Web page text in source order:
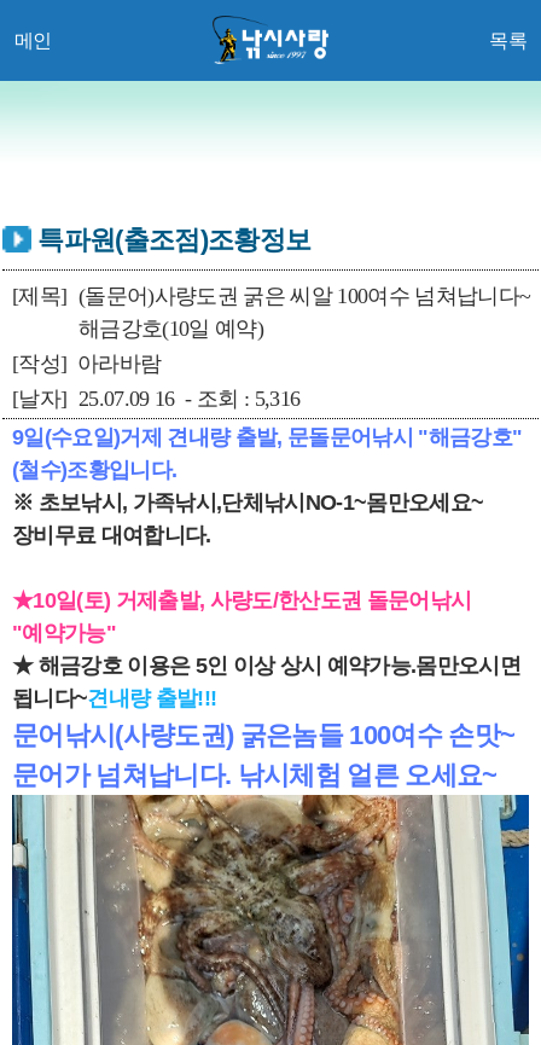
메인 목록
특파원(출조점)조황정보
[제목] (돌문어)사량도권 굵은 씨알 100여수 넘쳐납니다~
해금강호(10일 예약)
[작성] 아라바람
[날자] 25.07.09 16 - 조회 : 5,316
9일(수요일)거제 견내량 출발, 문돌문어낚시 "해금강호"
(철수)조황입니다.
※ 초보낚시, 가족낚시,단체낚시NO-1~몸만오세요~
장비무료 대여합니다.
★10일(토) 거제출발, 사량도/한산도권 돌문어낚시
"예약가능"
★ 해금강호 이용은 5인 이상 상시 예약가능.몸만오시면
됩니다~견내량 출발!!!
문어낚시(사량도권) 굵은놈들 100여수 손맛~
문어가 넘쳐납니다. 낚시체험 얼른 오세요~